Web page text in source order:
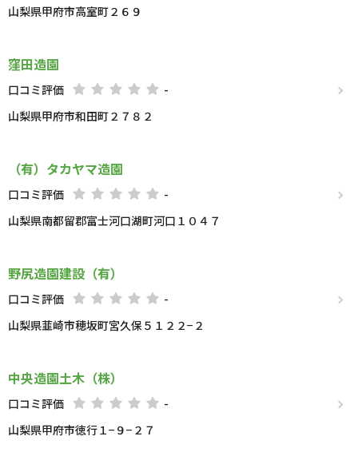
山梨県甲府市高室町２６９
窪田造園
口コミ評価
-
山梨県甲府市和田町２７８２
（有）タカヤマ造園
口コミ評価
-
山梨県南都留郡富士河口湖町河口１０４７
野尻造園建設（有）
口コミ評価
-
山梨県韮崎市穂坂町宮久保５１２２−２
中央造園土木（株）
口コミ評価
-
山梨県甲府市徳行１−９−２７